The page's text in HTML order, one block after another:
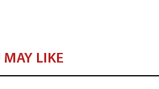
MAY LIKE